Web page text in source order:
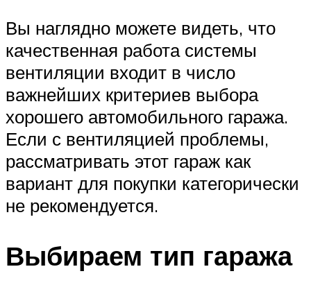
Вы наглядно можете видеть, что
качественная работа системы
вентиляции входит в число
важнейших критериев выбора
хорошего автомобильного гаража.
Если с вентиляцией проблемы,
рассматривать этот гараж как
вариант для покупки категорически
не рекомендуется.
Выбираем тип гаража